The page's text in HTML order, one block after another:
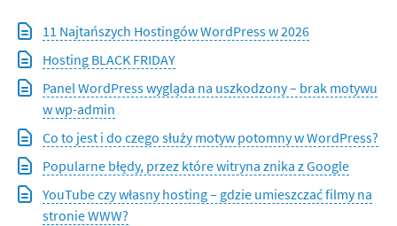
11 Najtańszych Hostingów WordPress w 2026
Hosting BLACK FRIDAY
Panel WordPress wygląda na uszkodzony – brak motywu
w wp-admin
Co to jest i do czego służy motyw potomny w WordPress?
Popularne błędy, przez które witryna znika z Google
YouTube czy własny hosting – gdzie umieszczać filmy na
stronie WWW?